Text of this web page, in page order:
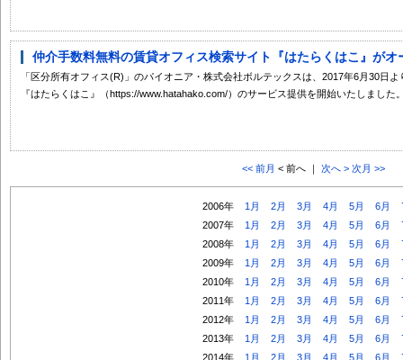
仲介手数料無料の賃貸オフィス検索サイト『はたらくはこ』がオ
「区分所有オフィス(R)」のパイオニア・株式会社ボルテックスは、2017年6月30日
『はたらくはこ』（https://www.hatahako.com/）のサービス提供を開始いたしました
<< 前月 < 前へ ｜ 次へ > 次月 >>
2006年 1月 2月 3月 4月 5月 6月
2007年
1月 2月 3月 4月 5月 6月
2008年
1月 2月 3月 4月 5月 6月
2009年
1月 2月 3月 4月 5月 6月
2010年
1月 2月 3月 4月 5月 6月
2011年
1月 2月 3月 4月 5月 6月
2012年
1月 2月 3月 4月 5月 6月
2013年
1月 2月 3月 4月 5月 6月
2014年
1月 2月 3月 4月 5月 6月